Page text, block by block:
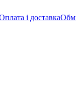
і доставка